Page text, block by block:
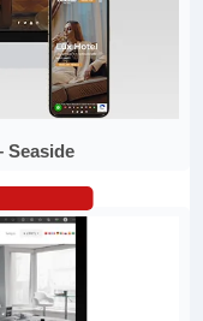
Seaside